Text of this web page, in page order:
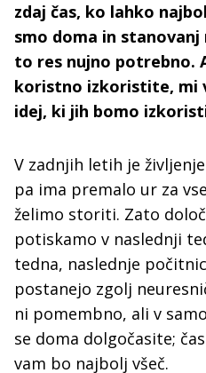
zdaj čas, ko lahko
smo doma in stanovanj
to res nujno potrebno.
koristno izkoristite, mi
idej, ki jih bomo
V zadnjih letih je
pa ima premalo ur za
želimo storiti. Zato
potiskamo v naslednji
tedna, naslednje
postanejo zgolj
ni pomembno, ali v
se doma dolgočasite;
vam bo najbolj všeč.